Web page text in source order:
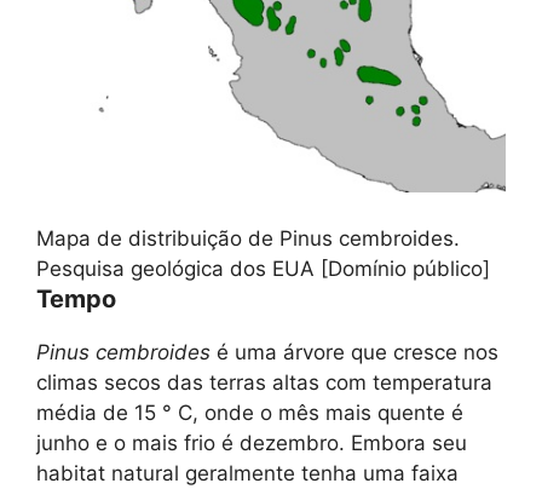
Mapa de distribuição de Pinus cembroides.
Pesquisa geológica dos EUA [Domínio público]
Tempo
Pinus cembroides é uma árvore que cresce nos
climas secos das terras altas com temperatura
média de 15 ° C, onde o mês mais quente é
junho e o mais frio é dezembro. Embora seu
habitat natural geralmente tenha uma faixa